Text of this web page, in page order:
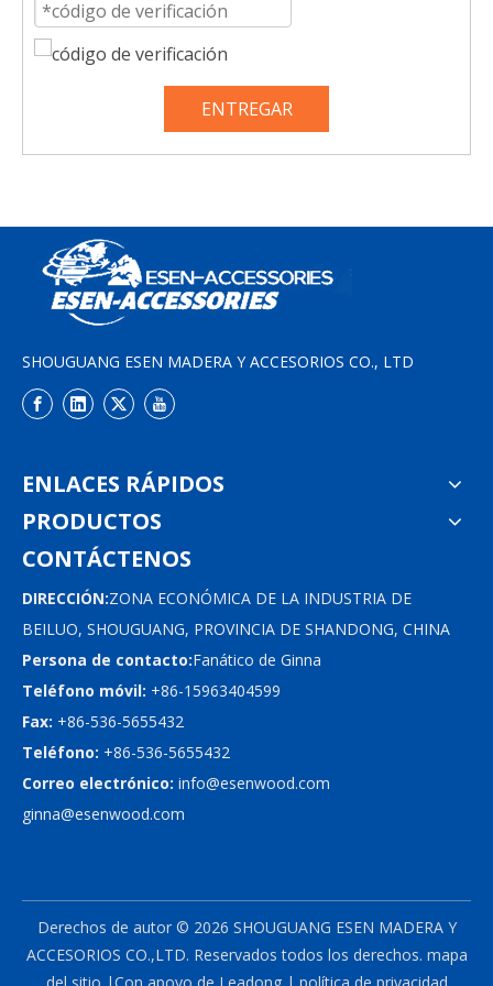
ENTREGAR
SHOUGUANG ESEN MADERA Y ACCESORIOS CO., LTD
ENLACES RÁPIDOS
PRODUCTOS
CONTÁCTENOS
DIRECCIÓN:ZONA ECONÓMICA DE LA INDUSTRIA DE
BEILUO, SHOUGUANG, PROVINCIA DE SHANDONG, CHINA
Persona de contacto:Fanático de Ginna
Teléfono móvil: +86-15963404599
Fax: +86-536-5655432
Teléfono: +86-536-5655432
Correo electrónico: info@esenwood.com
ginna@esenwood.com
Derechos de autor © 2026 SHOUGUANG ESEN MADERA Y
ACCESORIOS CO.,LTD. Reservados todos los derechos. mapa